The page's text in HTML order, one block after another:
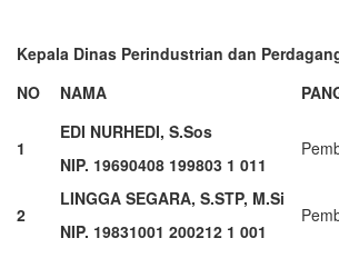
Kepala Dinas Perindustrian dan
NO
NAMA
1
EDI NURHEDI, S.Sos
NIP. 19690408 199803 1 011
2
LINGGA SEGARA, S.STP, M.Si
NIP. 19831001 200212 1 001